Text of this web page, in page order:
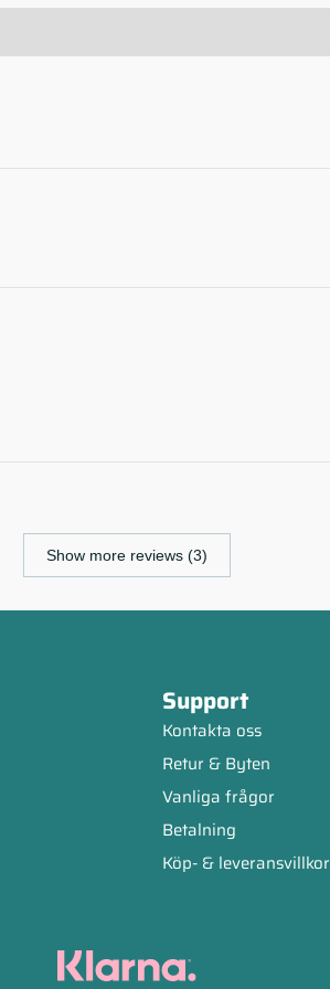
Show more reviews (3)
Support
Kontakta oss
Retur & Byten
Vanliga frågor
Betalning
Köp- & leveransvillkor